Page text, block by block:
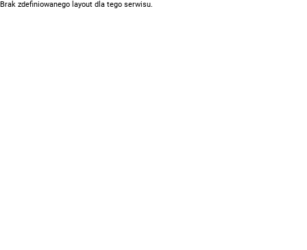
Brak zdefiniowanego layout dla tego serwisu.